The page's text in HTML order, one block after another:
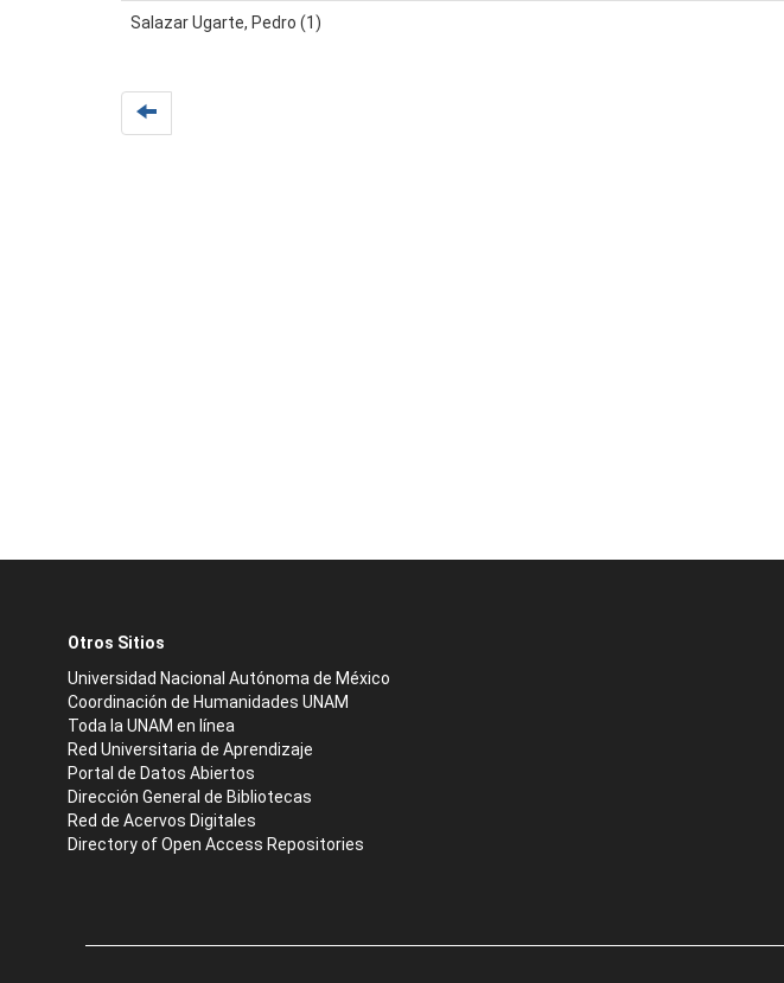
Salazar Ugarte, Pedro (1)
Otros Sitios
Universidad Nacional Autónoma de México
Coordinación de Humanidades UNAM
Toda la UNAM en línea
Red Universitaria de Aprendizaje
Portal de Datos Abiertos
Dirección General de Bibliotecas
Red de Acervos Digitales
Directory of Open Access Repositories